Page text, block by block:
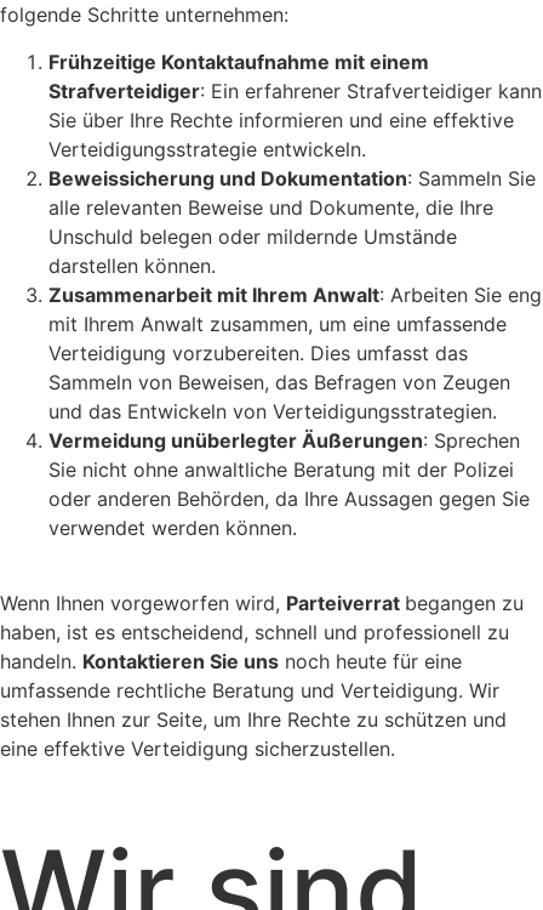
folgende Schritte unternehmen:
Frühzeitige Kontaktaufnahme mit einem
Strafverteidiger: Ein erfahrener Strafverteidiger kann
Sie über Ihre Rechte informieren und eine effektive
Verteidigungsstrategie entwickeln.
Beweissicherung und Dokumentation: Sammeln Sie
alle relevanten Beweise und Dokumente, die Ihre
Unschuld belegen oder mildernde Umstände
darstellen können.
Zusammenarbeit mit Ihrem Anwalt: Arbeiten Sie eng
mit Ihrem Anwalt zusammen, um eine umfassende
Verteidigung vorzubereiten. Dies umfasst das
Sammeln von Beweisen, das Befragen von Zeugen
und das Entwickeln von Verteidigungsstrategien.
Vermeidung unüberlegter Äußerungen: Sprechen
Sie nicht ohne anwaltliche Beratung mit der Polizei
oder anderen Behörden, da Ihre Aussagen gegen Sie
verwendet werden können.
Wenn Ihnen vorgeworfen wird, Parteiverrat begangen zu
haben, ist es entscheidend, schnell und professionell zu
handeln. Kontaktieren Sie uns noch heute für eine
umfassende rechtliche Beratung und Verteidigung. Wir
stehen Ihnen zur Seite, um Ihre Rechte zu schützen und
eine effektive Verteidigung sicherzustellen.